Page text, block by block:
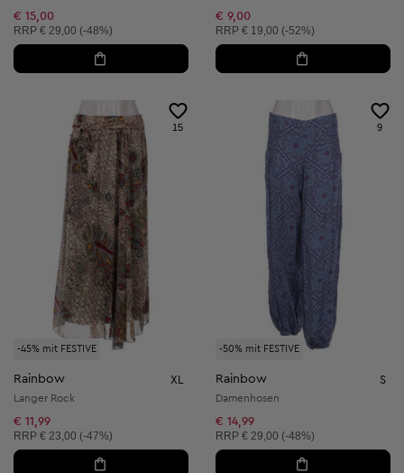
€ 15,00
Unverbindliche Preisempfehlung:
RRP € 29,00 (-48%)
€ 9,00
Unverbindliche Preisempfehlung:
RRP € 19,00 (-52%)
-45% mit FESTIVE
15
Rainbow XL
Langer Rock
€ 11,99
Unverbindliche Preisempfehlung:
RRP € 23,00 (-47%)
-50% mit FESTIVE
9
Rainbow S
Damenhosen
€ 14,99
Unverbindliche Preisempfehlung:
RRP € 29,00 (-48%)